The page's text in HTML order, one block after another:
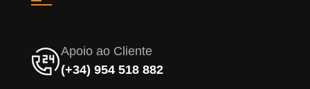
Apoio ao Cliente
(+34) 954 518 882